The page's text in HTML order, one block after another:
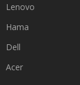
Lenovo
Hama
Dell
Acer